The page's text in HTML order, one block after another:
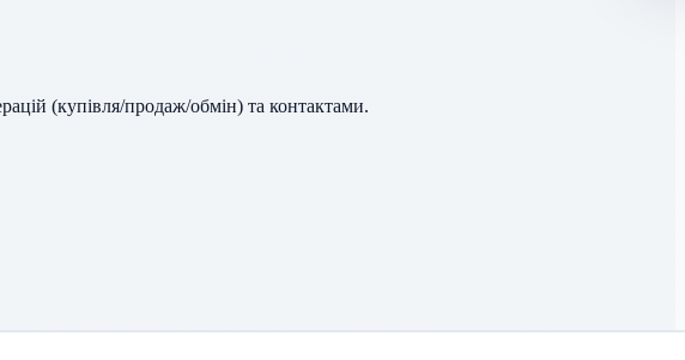
(купівля/продаж/обмін) та контактами.